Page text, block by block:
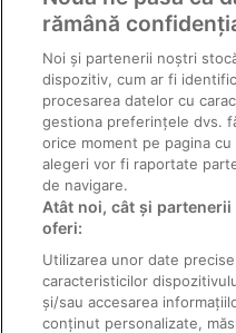
Gărgărița
rămână
Noi și partenerii noștri
dispozitiv, cum ar fi
procesarea datelor cu
gestiona preferințele dvs.
orice moment pe pagina
alegeri vor fi raportate
de navigare.
Atât noi, cât și
oferi:
Utilizarea unor date
caracteristicilor
și/sau accesarea
conținut personalizate,